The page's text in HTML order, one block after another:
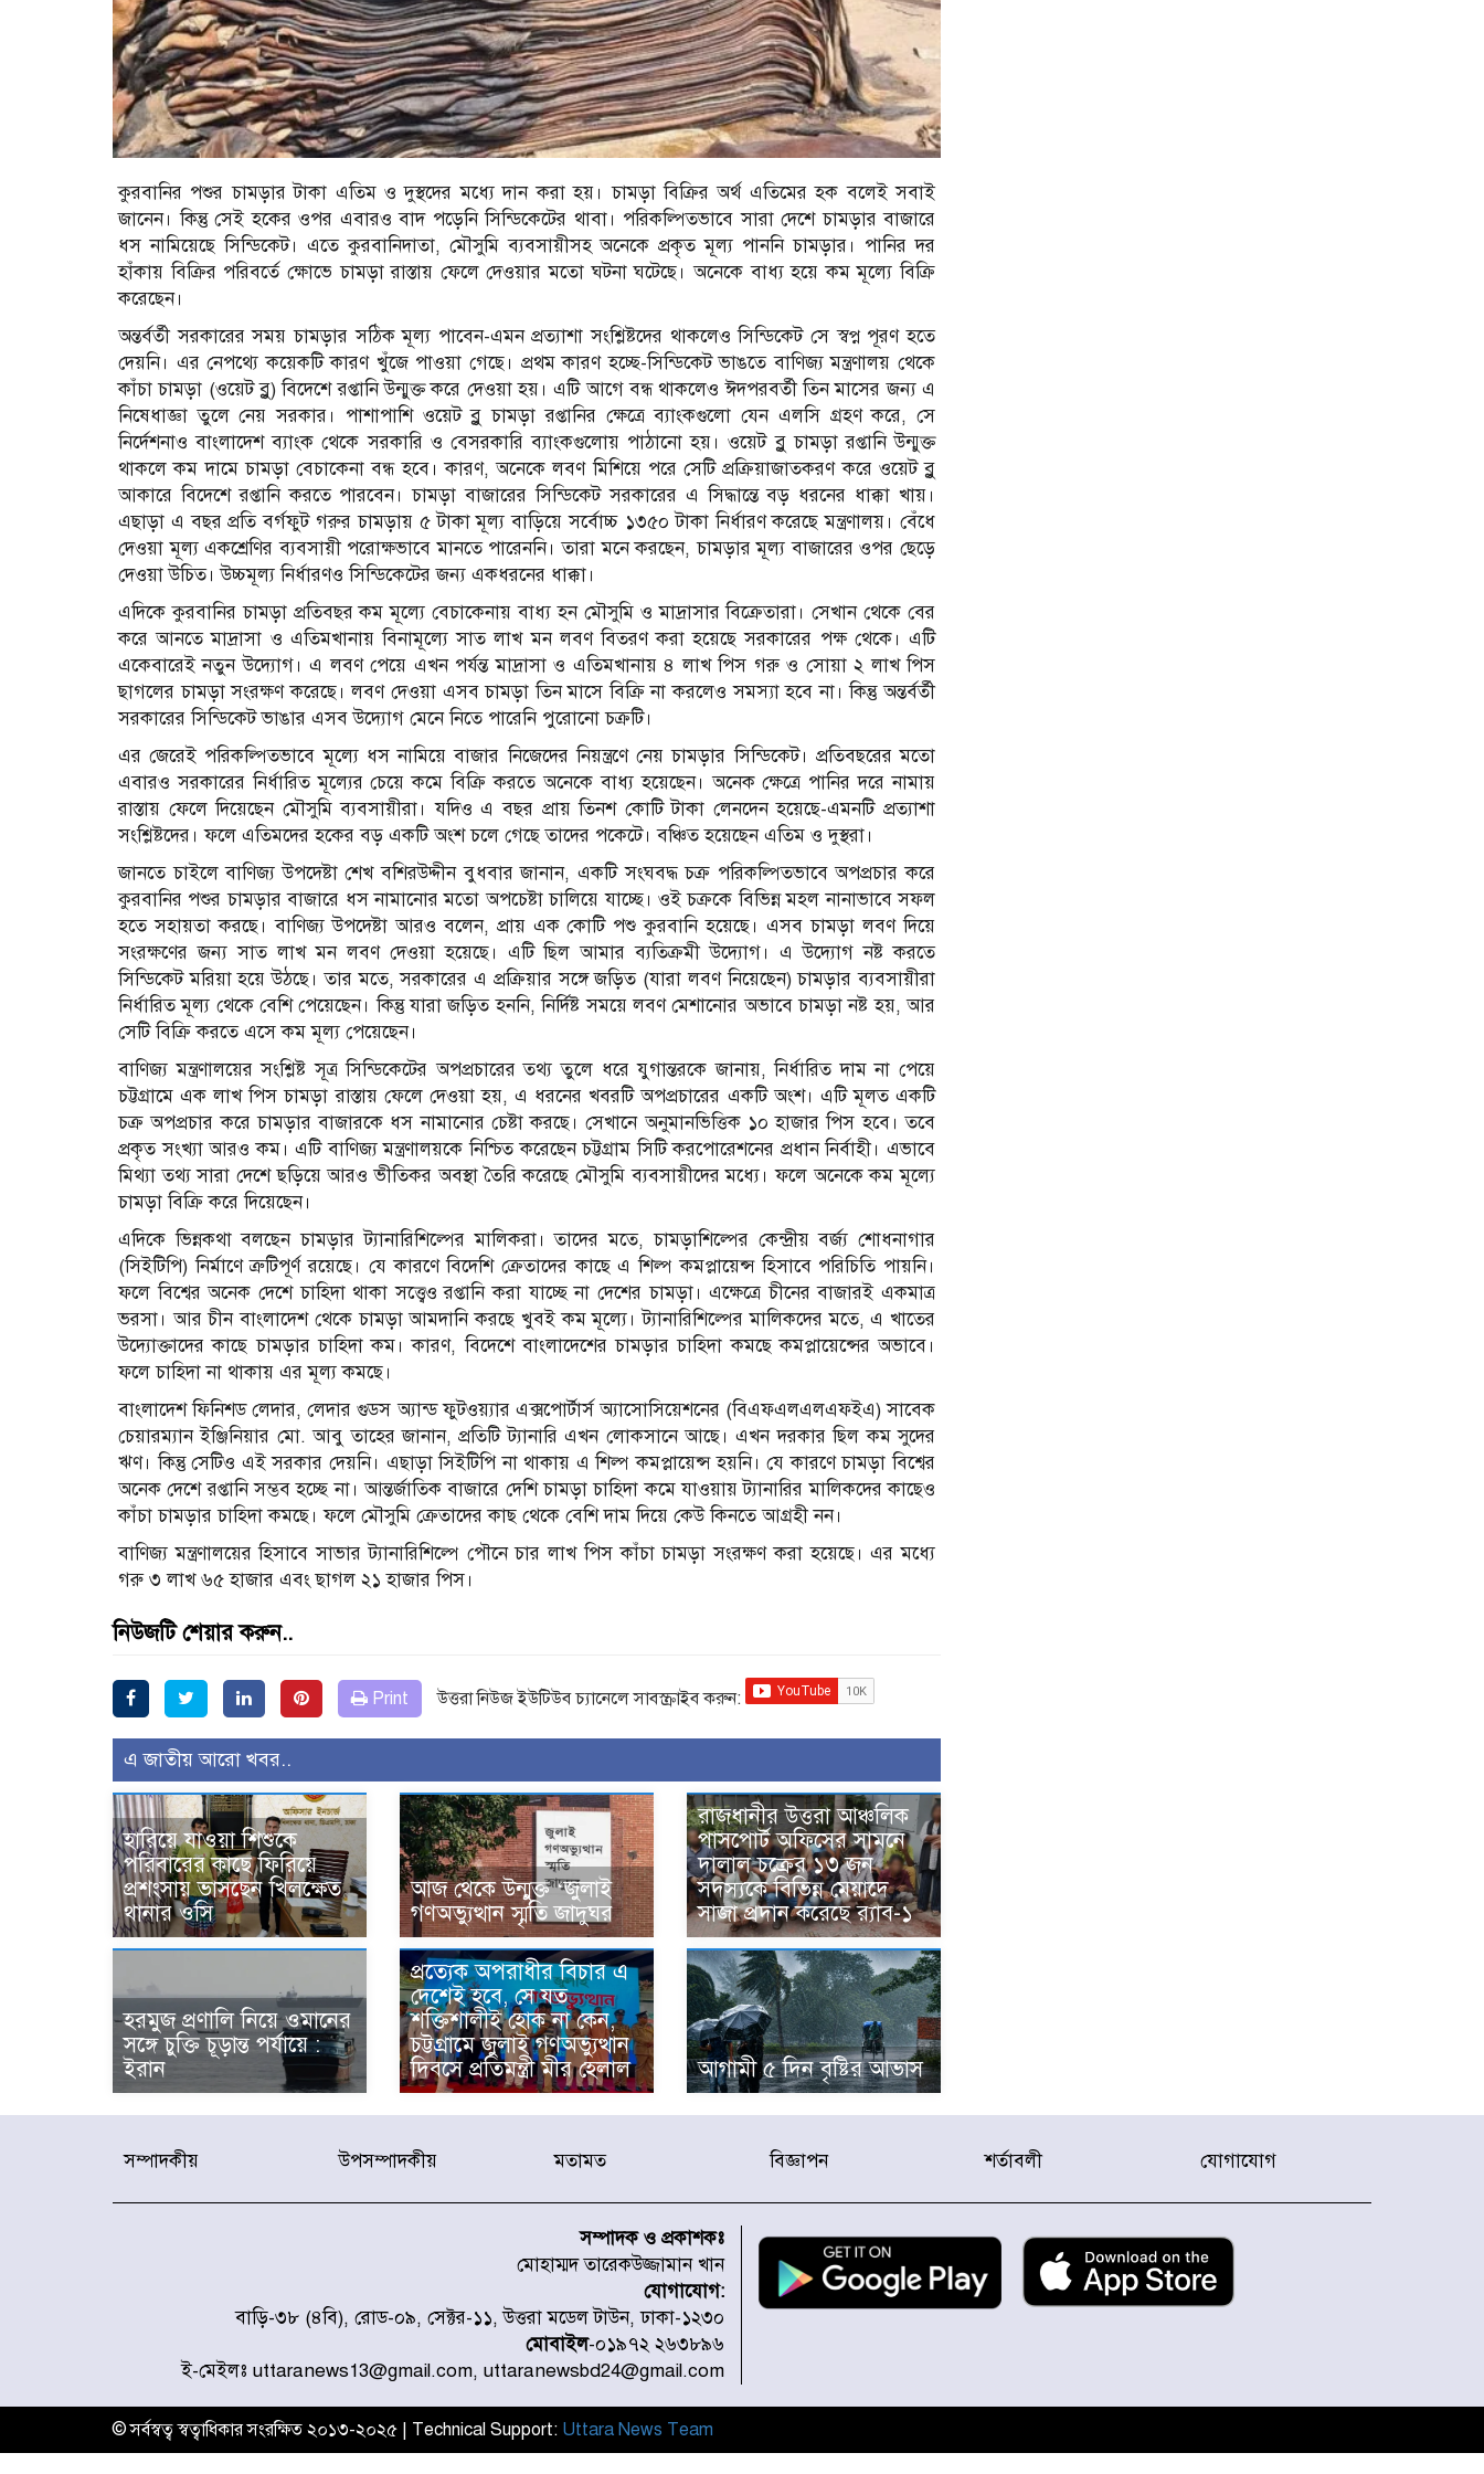
কুরবানির পশুর চামড়ার টাকা এতিম ও দুস্থদের মধ্যে দান করা হয়। চামড়া বিক্রির অর্থ এতিমের হক বলেই সবাই
জানেন। কিন্তু সেই হকের ওপর এবারও বাদ পড়েনি সিন্ডিকেটের থাবা। পরিকল্পিতভাবে সারা দেশে চামড়ার বাজারে
ধস নামিয়েছে সিন্ডিকেট। এতে কুরবানিদাতা, মৌসুমি ব্যবসায়ীসহ অনেকে প্রকৃত মূল্য পাননি চামড়ার। পানির দর
হাঁকায় বিক্রির পরিবর্তে ক্ষোভে চামড়া রাস্তায় ফেলে দেওয়ার মতো ঘটনা ঘটেছে। অনেকে বাধ্য হয়ে কম মূল্যে বিক্রি
করেছেন।
অন্তর্বর্তী সরকারের সময় চামড়ার সঠিক মূল্য পাবেন-এমন প্রত্যাশা সংশ্লিষ্টদের থাকলেও সিন্ডিকেট সে স্বপ্ন পূরণ হতে
দেয়নি। এর নেপথ্যে কয়েকটি কারণ খুঁজে পাওয়া গেছে। প্রথম কারণ হচ্ছে-সিন্ডিকেট ভাঙতে বাণিজ্য মন্ত্রণালয় থেকে
কাঁচা চামড়া (ওয়েট ব্লু) বিদেশে রপ্তানি উন্মুক্ত করে দেওয়া হয়। এটি আগে বন্ধ থাকলেও ঈদপরবর্তী তিন মাসের জন্য এ
নিষেধাজ্ঞা তুলে নেয় সরকার। পাশাপাশি ওয়েট ব্লু চামড়া রপ্তানির ক্ষেত্রে ব্যাংকগুলো যেন এলসি গ্রহণ করে, সে
নির্দেশনাও বাংলাদেশ ব্যাংক থেকে সরকারি ও বেসরকারি ব্যাংকগুলোয় পাঠানো হয়। ওয়েট ব্লু চামড়া রপ্তানি উন্মুক্ত
থাকলে কম দামে চামড়া বেচাকেনা বন্ধ হবে। কারণ, অনেকে লবণ মিশিয়ে পরে সেটি প্রক্রিয়াজাতকরণ করে ওয়েট ব্লু
আকারে বিদেশে রপ্তানি করতে পারবেন। চামড়া বাজারের সিন্ডিকেট সরকারের এ সিদ্ধান্তে বড় ধরনের ধাক্কা খায়।
এছাড়া এ বছর প্রতি বর্গফুট গরুর চামড়ায় ৫ টাকা মূল্য বাড়িয়ে সর্বোচ্চ ১৩৫০ টাকা নির্ধারণ করেছে মন্ত্রণালয়। বেঁধে
দেওয়া মূল্য একশ্রেণির ব্যবসায়ী পরোক্ষভাবে মানতে পারেননি। তারা মনে করছেন, চামড়ার মূল্য বাজারের ওপর ছেড়ে
দেওয়া উচিত। উচ্চমূল্য নির্ধারণও সিন্ডিকেটের জন্য একধরনের ধাক্কা।
এদিকে কুরবানির চামড়া প্রতিবছর কম মূল্যে বেচাকেনায় বাধ্য হন মৌসুমি ও মাদ্রাসার বিক্রেতারা। সেখান থেকে বের
করে আনতে মাদ্রাসা ও এতিমখানায় বিনামূল্যে সাত লাখ মন লবণ বিতরণ করা হয়েছে সরকারের পক্ষ থেকে। এটি
একেবারেই নতুন উদ্যোগ। এ লবণ পেয়ে এখন পর্যন্ত মাদ্রাসা ও এতিমখানায় ৪ লাখ পিস গরু ও সোয়া ২ লাখ পিস
ছাগলের চামড়া সংরক্ষণ করেছে। লবণ দেওয়া এসব চামড়া তিন মাসে বিক্রি না করলেও সমস্যা হবে না। কিন্তু অন্তর্বর্তী
সরকারের সিন্ডিকেট ভাঙার এসব উদ্যোগ মেনে নিতে পারেনি পুরোনো চক্রটি।
এর জেরেই পরিকল্পিতভাবে মূল্যে ধস নামিয়ে বাজার নিজেদের নিয়ন্ত্রণে নেয় চামড়ার সিন্ডিকেট। প্রতিবছরের মতো
এবারও সরকারের নির্ধারিত মূল্যের চেয়ে কমে বিক্রি করতে অনেকে বাধ্য হয়েছেন। অনেক ক্ষেত্রে পানির দরে নামায়
রাস্তায় ফেলে দিয়েছেন মৌসুমি ব্যবসায়ীরা। যদিও এ বছর প্রায় তিনশ কোটি টাকা লেনদেন হয়েছে-এমনটি প্রত্যাশা
সংশ্লিষ্টদের। ফলে এতিমদের হকের বড় একটি অংশ চলে গেছে তাদের পকেটে। বঞ্চিত হয়েছেন এতিম ও দুস্থরা।
জানতে চাইলে বাণিজ্য উপদেষ্টা শেখ বশিরউদ্দীন বুধবার জানান, একটি সংঘবদ্ধ চক্র পরিকল্পিতভাবে অপপ্রচার করে
কুরবানির পশুর চামড়ার বাজারে ধস নামানোর মতো অপচেষ্টা চালিয়ে যাচ্ছে। ওই চক্রকে বিভিন্ন মহল নানাভাবে সফল
হতে সহায়তা করছে। বাণিজ্য উপদেষ্টা আরও বলেন, প্রায় এক কোটি পশু কুরবানি হয়েছে। এসব চামড়া লবণ দিয়ে
সংরক্ষণের জন্য সাত লাখ মন লবণ দেওয়া হয়েছে। এটি ছিল আমার ব্যতিক্রমী উদ্যোগ। এ উদ্যোগ নষ্ট করতে
সিন্ডিকেট মরিয়া হয়ে উঠছে। তার মতে, সরকারের এ প্রক্রিয়ার সঙ্গে জড়িত (যারা লবণ নিয়েছেন) চামড়ার ব্যবসায়ীরা
নির্ধারিত মূল্য থেকে বেশি পেয়েছেন। কিন্তু যারা জড়িত হননি, নির্দিষ্ট সময়ে লবণ মেশানোর অভাবে চামড়া নষ্ট হয়, আর
সেটি বিক্রি করতে এসে কম মূল্য পেয়েছেন।
বাণিজ্য মন্ত্রণালয়ের সংশ্লিষ্ট সূত্র সিন্ডিকেটের অপপ্রচারের তথ্য তুলে ধরে যুগান্তরকে জানায়, নির্ধারিত দাম না পেয়ে
চট্টগ্রামে এক লাখ পিস চামড়া রাস্তায় ফেলে দেওয়া হয়, এ ধরনের খবরটি অপপ্রচারের একটি অংশ। এটি মূলত একটি
চক্র অপপ্রচার করে চামড়ার বাজারকে ধস নামানোর চেষ্টা করছে। সেখানে অনুমানভিত্তিক ১০ হাজার পিস হবে। তবে
প্রকৃত সংখ্যা আরও কম। এটি বাণিজ্য মন্ত্রণালয়কে নিশ্চিত করেছেন চট্টগ্রাম সিটি করপোরেশনের প্রধান নির্বাহী। এভাবে
মিথ্যা তথ্য সারা দেশে ছড়িয়ে আরও ভীতিকর অবস্থা তৈরি করেছে মৌসুমি ব্যবসায়ীদের মধ্যে। ফলে অনেকে কম মূল্যে
চামড়া বিক্রি করে দিয়েছেন।
এদিকে ভিন্নকথা বলছেন চামড়ার ট্যানারিশিল্পের মালিকরা। তাদের মতে, চামড়াশিল্পের কেন্দ্রীয় বর্জ্য শোধনাগার
(সিইটিপি) নির্মাণে ত্রুটিপূর্ণ রয়েছে। যে কারণে বিদেশি ক্রেতাদের কাছে এ শিল্প কমপ্লায়েন্স হিসাবে পরিচিতি পায়নি।
ফলে বিশ্বের অনেক দেশে চাহিদা থাকা সত্ত্বেও রপ্তানি করা যাচ্ছে না দেশের চামড়া। এক্ষেত্রে চীনের বাজারই একমাত্র
ভরসা। আর চীন বাংলাদেশ থেকে চামড়া আমদানি করছে খুবই কম মূল্যে। ট্যানারিশিল্পের মালিকদের মতে, এ খাতের
উদ্যোক্তাদের কাছে চামড়ার চাহিদা কম। কারণ, বিদেশে বাংলাদেশের চামড়ার চাহিদা কমছে কমপ্লায়েন্সের অভাবে।
ফলে চাহিদা না থাকায় এর মূল্য কমছে।
বাংলাদেশ ফিনিশড লেদার, লেদার গুডস অ্যান্ড ফুটওয়্যার এক্সপোর্টার্স অ্যাসোসিয়েশনের (বিএফএলএলএফইএ) সাবেক
চেয়ারম্যান ইঞ্জিনিয়ার মো. আবু তাহের জানান, প্রতিটি ট্যানারি এখন লোকসানে আছে। এখন দরকার ছিল কম সুদের
ঋণ। কিন্তু সেটিও এই সরকার দেয়নি। এছাড়া সিইটিপি না থাকায় এ শিল্প কমপ্লায়েন্স হয়নি। যে কারণে চামড়া বিশ্বের
অনেক দেশে রপ্তানি সম্ভব হচ্ছে না। আন্তর্জাতিক বাজারে দেশি চামড়া চাহিদা কমে যাওয়ায় ট্যানারির মালিকদের কাছেও
কাঁচা চামড়ার চাহিদা কমছে। ফলে মৌসুমি ক্রেতাদের কাছ থেকে বেশি দাম দিয়ে কেউ কিনতে আগ্রহী নন।
বাণিজ্য মন্ত্রণালয়ের হিসাবে সাভার ট্যানারিশিল্পে পৌনে চার লাখ পিস কাঁচা চামড়া সংরক্ষণ করা হয়েছে। এর মধ্যে
গরু ৩ লাখ ৬৫ হাজার এবং ছাগল ২১ হাজার পিস।
নিউজটি শেয়ার করুন..
Print উত্তরা নিউজ ইউটিউব চ্যানেলে সাবস্ক্রাইব করুন:
এ জাতীয় আরো খবর..
হারিয়ে যাওয়া শিশুকে
পরিবারের কাছে ফিরিয়ে
প্রশংসায় ভাসছেন খিলক্ষেত
থানার ওসি
আজ থেকে উন্মুক্ত ‘জুলাই
গণঅভ্যুত্থান স্মৃতি জাদুঘর
রাজধানীর উত্তরা আঞ্চলিক
পাসপোর্ট অফিসের সামনে
দালাল চক্রের ১৩ জন
সদস্যকে বিভিন্ন মেয়াদে
সাজা প্রদান করেছে র‌্যাব-১
হরমুজ প্রণালি নিয়ে ওমানের
সঙ্গে চুক্তি চূড়ান্ত পর্যায়ে :
ইরান
প্রত্যেক অপরাধীর বিচার এ
দেশেই হবে, সে যত
শক্তিশালীই হোক না কেন,
চট্টগ্রামে জুলাই গণঅভ্যুত্থান
দিবসে প্রতিমন্ত্রী মীর হেলাল
আগামী ৫ দিন বৃষ্টির আভাস
সম্পাদকীয় উপসম্পাদকীয় মতামত বিজ্ঞাপন শর্তাবলী যোগাযোগ
সম্পাদক ও প্রকাশকঃ
মোহাম্মদ তারেকউজ্জামান খান
যোগাযোগ:
বাড়ি-৩৮ (৪বি), রোড-০৯, সেক্টর-১১, উত্তরা মডেল টাউন, ঢাকা-১২৩০
মোবাইল-০১৯৭২ ২৬৩৮৯৬
ই-মেইলঃ uttaranews13@gmail.com, uttaranewsbd24@gmail.com
© সর্বস্বত্ব স্বত্বাধিকার সংরক্ষিত ২০১৩-২০২৫ | Technical Support: Uttara News Team